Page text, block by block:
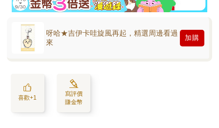
呀哈★吉伊卡哇旋風再起，精選周邊看過
來
加購
喜歡+1
寫評價
賺金幣